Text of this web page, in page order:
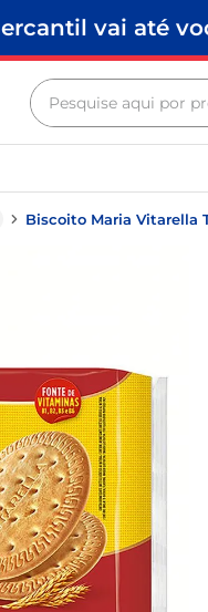
vai até
Pesquise aqui por
Biscoito Maria Vitarella
frango
leite pó
leite condensado
sabão pó
macarrão
café